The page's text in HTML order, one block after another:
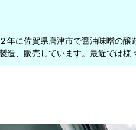
年に佐賀県唐津市で醤油味噌の
造、販売しています。最近では